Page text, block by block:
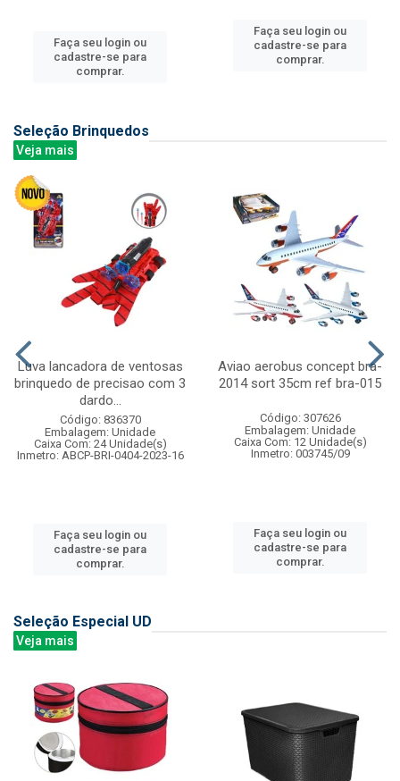
Faça seu login ou
cadastre-se para
comprar.
Faça seu login ou
cadastre-se para
comprar.
Seleção Brinquedos
Veja mais
Luva lancadora de ventosas
brinquedo de precisao com 3
dardo...
Código: 836370
Embalagem: Unidade
Caixa Com: 24 Unidade(s)
Inmetro: ABCP-BRI-0404-2023-16
Faça seu login ou
cadastre-se para
comprar.
Aviao aerobus concept bra-
2014 sort 35cm ref bra-015
Código: 307626
Embalagem: Unidade
Caixa Com: 12 Unidade(s)
Inmetro: 003745/09
Faça seu login ou
cadastre-se para
comprar.
Seleção Especial UD
Veja mais